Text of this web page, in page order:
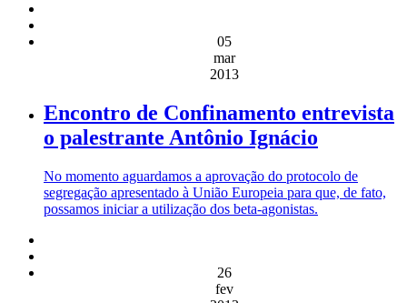
05
mar
2013
Encontro de Confinamento entrevista
o palestrante Antônio Ignácio
No momento aguardamos a aprovação do protocolo de
segregação apresentado à União Europeia para que, de fato,
possamos iniciar a utilização dos beta-agonistas.
26
fev